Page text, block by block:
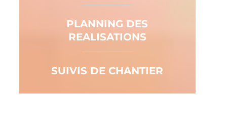
PLANNING DES
REALISATIONS
SUIVIS DE CHANTIER